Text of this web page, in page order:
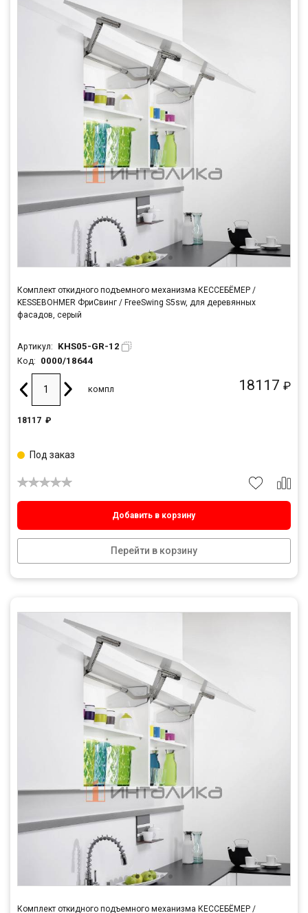
Комплект откидного подъемного механизма КЕССЕБЁМЕР /
KESSEBOHMER ФриСвинг / FreeSwing S5sw, для деревянных
фасадов, серый
Артикул: KHS05-GR-12
Код: 0000/18644
18117 ₽
компл
18117 ₽
Добавить в корзину
Перейти в корзину
Под заказ
Комплект откидного подъемного механизма КЕССЕБЁМЕР /